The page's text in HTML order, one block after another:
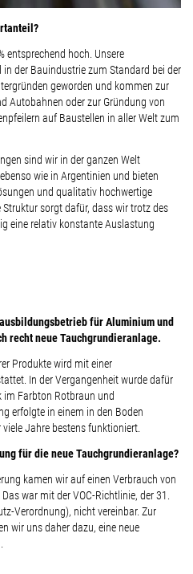
entsprechend hoch. Unsere
der Bauindustrie zum Standard bei der
geworden und kommen zur
Autobahnen oder zur Gründung von
auf Baustellen in aller Welt zum
sind wir in der ganzen Welt
wie in Argentinien und bieten
und qualitativ hochwertige
Struktur sorgt dafür, dass wir trotz des
eine relativ konstante Auslastung
für Aluminium und
recht neue Tauchgrundieranlage.
Produkte wird mit einer
In der Vergangenheit wurde dafür
Farbton Rotbraun und
erfolgte in einem in den Boden
Jahre bestens funktioniert.
für die neue Tauchgrundieranlage?
kamen wir auf einen Verbrauch von
war mit der VOC-Richtlinie, der 31.
Verordnung), nicht vereinbar. Zur
wir uns daher dazu, eine neue